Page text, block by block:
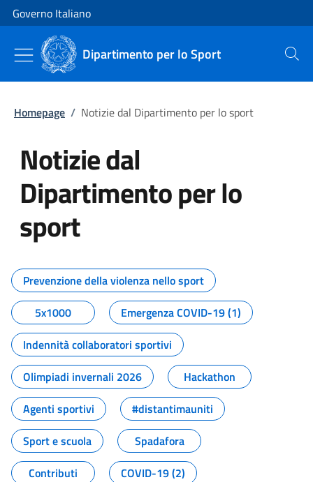
Vai al contenuto
Vai alla navigazione del sito
Governo Italiano
Dipartimento per lo Sport Cerca
Homepage / Notizie dal Dipartimento per lo sport
Notizie dal
Dipartimento per lo
sport
Tutti i contenuti della pagina
Prevenzione della violenza nello sport
5x1000
Emergenza COVID-19 (1)
Indennità collaboratori sportivi
Olimpiadi invernali 2026
Hackathon
Agenti sportivi
#distantimauniti
Sport e scuola
Spadafora
Contributi
COVID-19 (2)